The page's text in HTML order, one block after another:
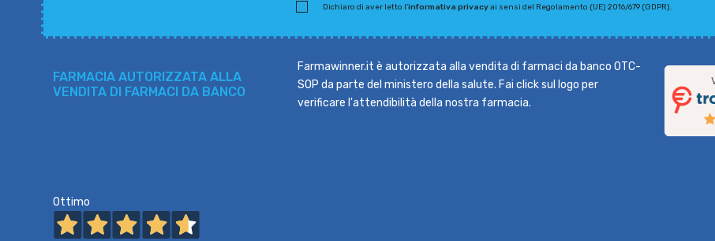
Dichiaro di aver letto l'informativa privacyai sensi del Regolamento (UE) 2016/679 (GDPR).
FARMACIA AUTORIZZATA ALLA
VENDITA DI FARMACI DA BANCO
Farmawinner.it è autorizzata alla vendita di farmaci da banco OTC-
SOP da parte del ministero della salute. Fai click sul logo per
verificare l'attendibilità della nostra farmacia.
Ottimo